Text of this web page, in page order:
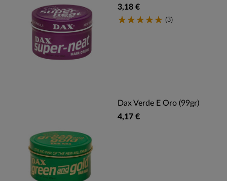
3,18 €
(3)
Dax Verde E Oro (99gr)
4,17 €